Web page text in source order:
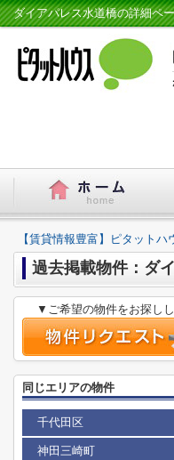
ダイアパレス水道橋の詳細ペ
【賃貸情報豊富】ピタット
過去掲載物件：ダ
▼ご希望の物件をお探し
同じエリアの物件
千代田区
神田三崎町